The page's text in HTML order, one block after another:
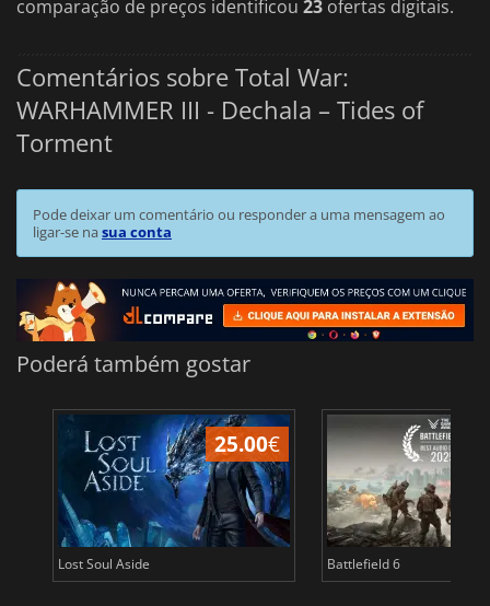
comparação de preços identificou 23 ofertas digitais.
Comentários sobre Total War:
WARHAMMER III - Dechala – Tides of
Torment
Pode deixar um comentário ou responder a uma mensagem ao
ligar-se nasua conta
Poderá também gostar
25.00€
Lost Soul Aside Battlefield 6